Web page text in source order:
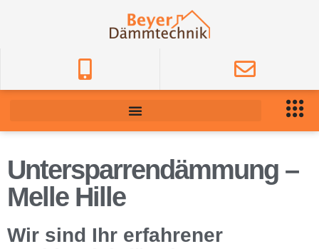
Untersparrendämmung –
Melle Hille
Wir sind Ihr erfahrener